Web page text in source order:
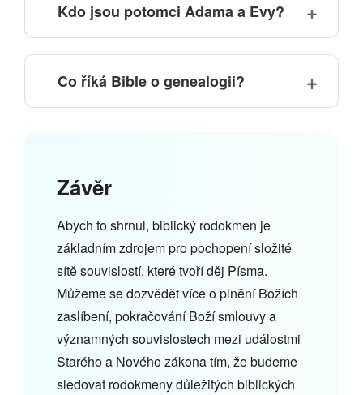
Kdo jsou potomci Adama a Evy?
Co říká Bible o genealogii?
Závěr
Abych to shrnul, biblický rodokmen je
základním zdrojem pro pochopení složité
sítě souvislostí, které tvoří děj Písma.
Můžeme se dozvědět více o plnění Božích
zaslíbení, pokračování Boží smlouvy a
významných souvislostech mezi událostmi
Starého a Nového zákona tím, že budeme
sledovat rodokmeny důležitých biblických